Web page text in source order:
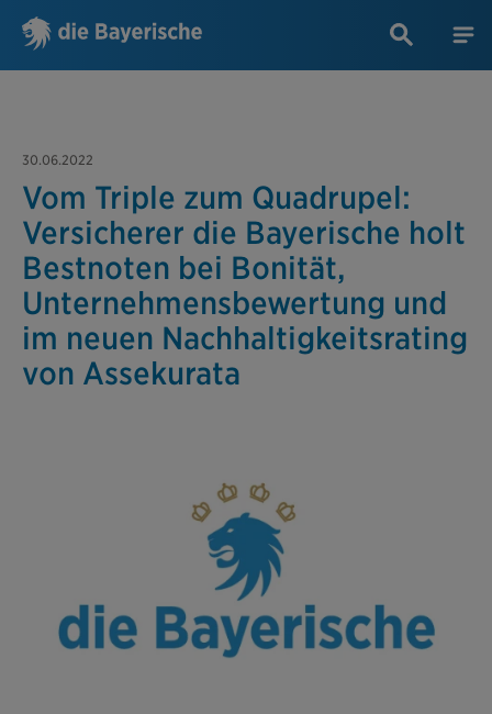
30.06.2022
Vom Triple zum Quadrupel:
Versicherer die Bayerische holt
Bestnoten bei Bonität,
Unternehmensbewertung und
im neuen Nachhaltigkeitsrating
von Assekurata